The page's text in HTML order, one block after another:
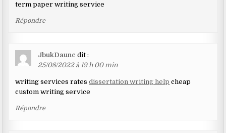
term paper writing service
Répondre
JbukDaunc dit :
25/08/2022 à 19 h 00 min
writing services ratesdissertation writing help cheap
custom writing service
Répondre